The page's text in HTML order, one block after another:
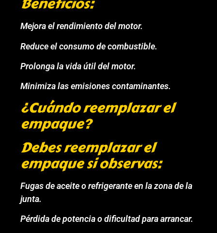
Mejora el rendimiento del motor.
Reduce el consumo de combustible.
Prolonga la vida útil del motor.
Minimiza las emisiones contaminantes.
¿Cuándo reemplazar el
empaque?
Debes reemplazar el
empaque si observas:
Fugas de aceite o refrigerante en la zona de la
junta.
Pérdida de potencia o dificultad para arrancar.